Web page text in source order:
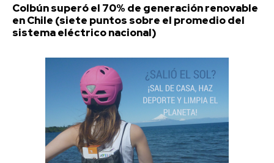
Colbún superó el 70% de generación renovable
en Chile (siete puntos sobre el promedio del
sistema eléctrico nacional)